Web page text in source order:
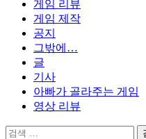
게임 리뷰
게임 제작
공지
그밖에…
글
기사
아빠가 골라주는 게임
영상 리뷰
검